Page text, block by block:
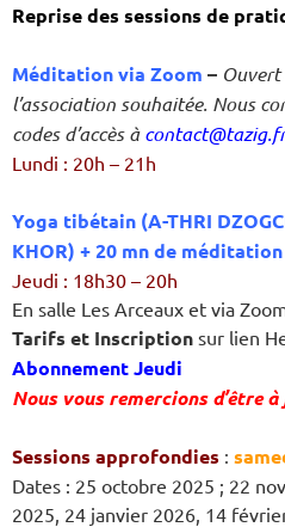
Reprise des sessions de
Méditation via Zoom –
l’association souhaitée. Nous
codes d’accès à contact@tazig.fr
Lundi : 20h – 21h
Yoga tibétain (A-THRI
KHOR) + 20 mn de méditation
Jeudi : 18h30 – 20h
En salle Les Arceaux et via
Tarifs et Inscription sur lien
Abonnement Jeudi
Nous vous remercions d’être
Sessions approfondies :
Dates : 25 octobre 2025 ; 22
2025, 24 janvier 2026, 14